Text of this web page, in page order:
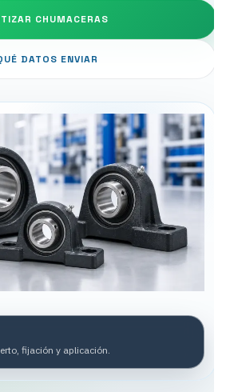
CHUMACERAS
DATOS ENVIAR
fijación y aplicación.